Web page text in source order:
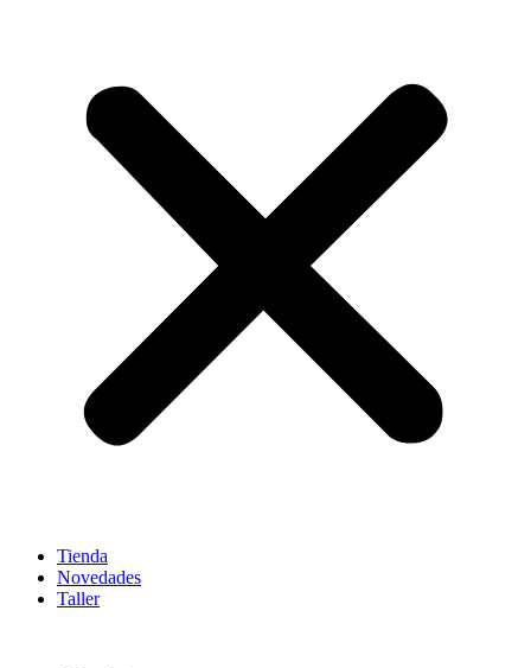
Tienda
Novedades
Taller